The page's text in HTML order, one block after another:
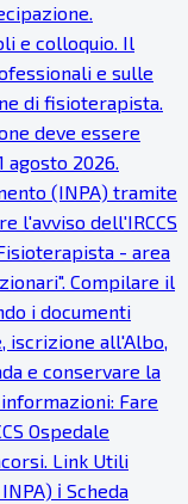
e colloquio. Il
e sulle
di fisioterapista.
deve essere
agosto 2026.
(INPA) tramite
l'avviso dell'IRCCS
- area
Compilare il
i documenti
iscrizione all'Albo,
e conservare la
Fare
Ospedale
Link Utili
ℹ Scheda